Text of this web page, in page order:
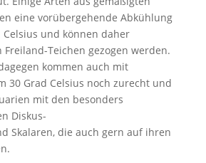
eine vorübergehende Abkühlung
Celsius und können daher
Teichen gezogen werden.
kommen auch mit
30 Grad Celsius noch zurecht und
mit den besonders
Diskus-
Skalaren, die auch gern auf ihren